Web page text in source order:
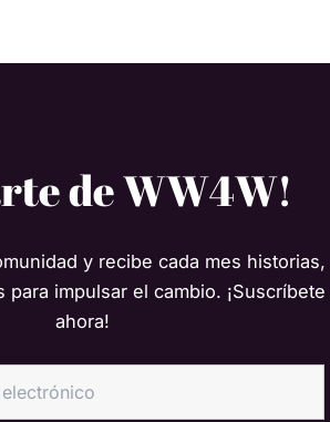
de WW4W!
y recibe cada mes historias,
impulsar el cambio. ¡Suscríbete
ahora!